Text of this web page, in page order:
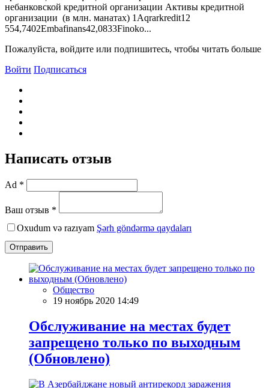
небанковской кредитной организации Активы кредитной
организации (в млн. манатах) 1Aqrarkredit12
554,7402Embafinans42,0833Finoko...
Пожалуйста, войдите или подпишитесь, чтобы читать больше
Войти Подписаться
Написать отзыв
Ad *
Ваш отзыв *
Oxudum və razıyam Şərh göndərmə qaydaları
Отправить
Общество
19 ноябрь 2020 14:49
Обслуживание на местах будет
запрещено только по выходным
(Обновлено)